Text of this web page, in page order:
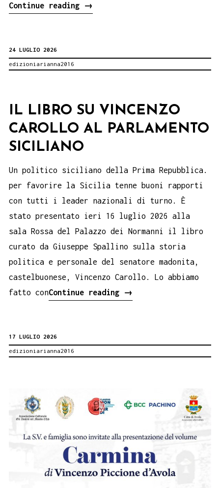
Continue reading
PATTO
letterario
per
→
24 LUGLIO 2026
edizioniarianna2016
IL LIBRO SU VINCENZO
CAROLLO AL PARLAMENTO
SICILIANO
Un politico siciliano della Prima Repubblica.
per favorire la Sicilia tenne buoni rapporti
con tutti i leader nazionali di turno. È
stato presentato ieri 16 luglio 2026 alla
sala Rossa del Palazzo dei Normanni il libro
curato da Giuseppe Spallino sulla storia
politica e personale del senatore madonita,
castelbuonese, Vincenzo Carollo. Lo abbiamo
fatto conContinue reading
Il
Siciliano
→
17 LUGLIO 2026
edizioniarianna2016